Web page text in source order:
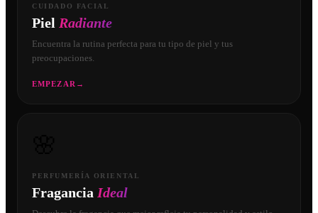
CUIDADO FACIAL
Piel Radiante
Encuentra la rutina perfecta para tu tipo de piel y tus
preocupaciones.
EMPEZAR →
PERFUMERÍA ORIENTAL
Fragancia Ideal